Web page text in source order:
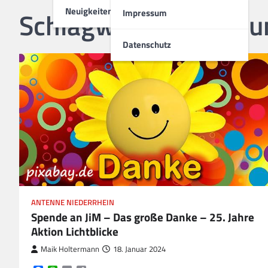
Neuigkeiten Impressum
Datenschutz
Schlagwort:
ANTENNE NIEDERRHEIN
Spende an JiM – Das große Danke – 25. Jahre
Aktion Lichtblicke
Maik Holtermann 18. Januar 2024